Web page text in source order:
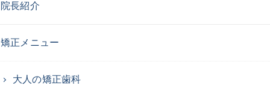
院長紹介
矯正メニュー
大人の矯正歯科